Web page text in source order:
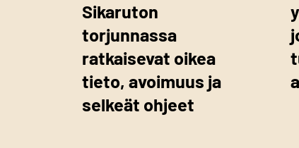
Sikaruton
torjunnassa
ratkaisevat oikea
tieto, avoimuus ja
selkeät ohjeet